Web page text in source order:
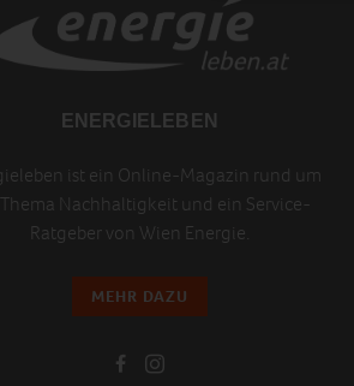
ENERGIELEBEN
ist ein Online-Magazin rund um
Nachhaltigkeit und ein Service-
Ratgeber von Wien Energie.
MEHR DAZU